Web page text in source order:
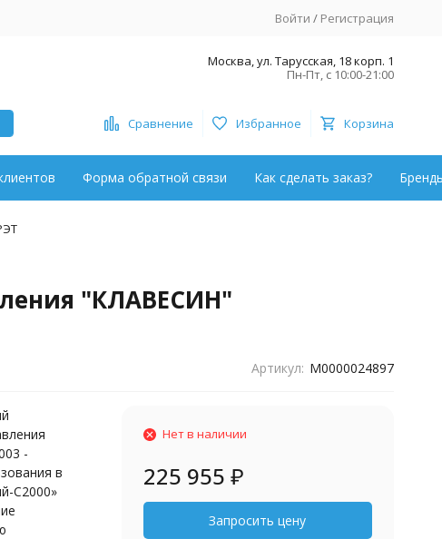
Войти / Регистрация
Москва, ул. Тарусская, 18 корп. 1
Пн-Пт, с 10:00-21:00
Сравнение Избранное Корзина
Форма обратной связи Как сделать заказ?
"КЛАВЕСИН"
Артикул: М0000024897
-
в
С2000»
Нет в наличии
225 955 ₽